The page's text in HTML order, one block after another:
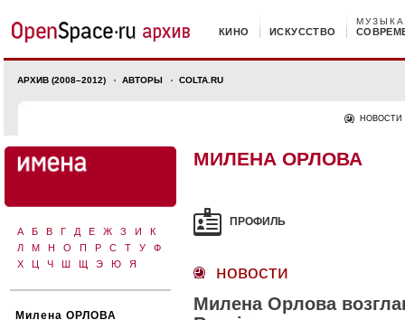
КИНО ИСКУССТВО
МУЗЫКА
АРХИВ (2008–2012) АВТОРЫ COLTA.RU
НОВОСТИ
А Б В Г Д Е Ж З И
К
Л
М Н О П Р С Т У
Ф
Х
Ц Ч Ш Щ Э Ю Я
Милена ОРЛОВА
МИЛЕНА ОРЛОВА
ПРОФИЛЬ
новости
Милена Орлова